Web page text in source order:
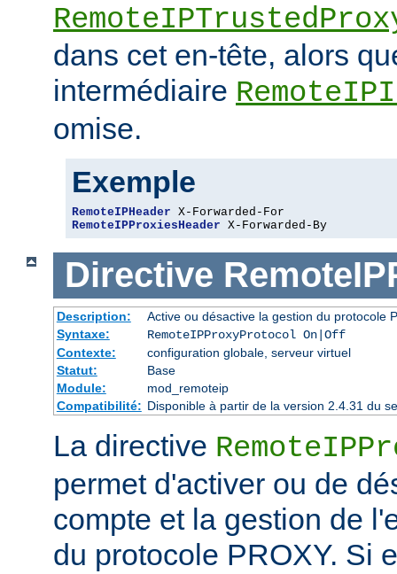
dans cet en-tête, alors
intermédiaire
omise.
Exemple
RemoteIPHeader
RemoteIPProxiesHeader X-Forwarded-By
Directive
Description:
Active ou désactive la gestion du protocole
Syntaxe:
RemoteIPProxyProtocol On|Off
Contexte:
configuration globale, serveur virtuel
Statut:
Base
Module:
mod_remoteip
Compatibilité: Disponible à partir de la version 2.4.31 du
La directive
permet d'activer ou de
compte et la gestion de
du protocole PROXY. Si